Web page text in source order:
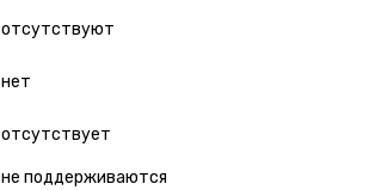
отсутствуют
нет
отсутствует
не поддерживаются